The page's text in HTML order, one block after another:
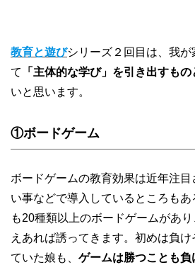
教育と遊びシリーズ２回目は、我
て
「主体的な学び」を引き出すもの
いと思います。
①ボードゲーム
ボードゲームの教育効果は近年注
い事などで導入しているところも
も20種類以上のボードゲームがあ
えあれば誘ってきます。初めは負
ていた娘も、 ゲームは勝つことも負